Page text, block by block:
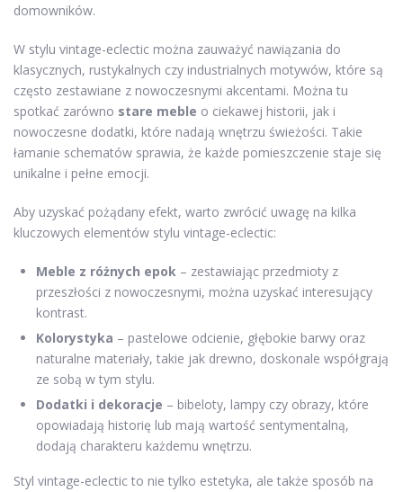
domowników.
W stylu vintage-eclectic można zauważyć nawiązania do
klasycznych, rustykalnych czy industrialnych motywów, które są
często zestawiane z nowoczesnymi akcentami. Można tu
spotkać zarówno stare meble o ciekawej historii, jak i
nowoczesne dodatki, które nadają wnętrzu świeżości. Takie
łamanie schematów sprawia, że każde pomieszczenie staje się
unikalne i pełne emocji.
Aby uzyskać pożądany efekt, warto zwrócić uwagę na kilka
kluczowych elementów stylu vintage-eclectic:
Meble z różnych epok – zestawiając przedmioty z
przeszłości z nowoczesnymi, można uzyskać interesujący
kontrast.
Kolorystyka – pastelowe odcienie, głębokie barwy oraz
naturalne materiały, takie jak drewno, doskonale współgrają
ze sobą w tym stylu.
Dodatki i dekoracje – bibeloty, lampy czy obrazy, które
opowiadają historię lub mają wartość sentymentalną,
dodają charakteru każdemu wnętrzu.
Styl vintage-eclectic to nie tylko estetyka, ale także sposób na